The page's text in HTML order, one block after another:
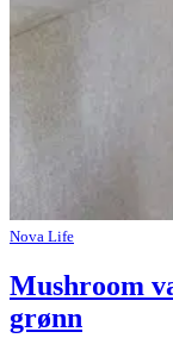
Nova Life
Mushroom
grønn